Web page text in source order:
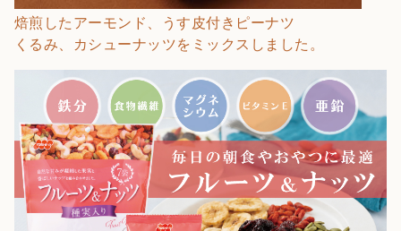
焙煎したアーモンド、うす皮付きピーナツ
くるみ、カシューナッツをミックスしました。